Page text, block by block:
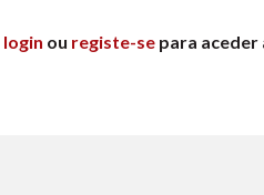
login ou registe-se para aceder